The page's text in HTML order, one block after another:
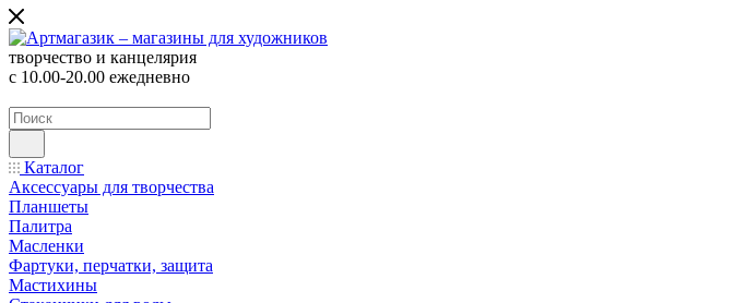
творчество и канцелярия
с 10.00-20.00 ежедневно
Каталог
Аксессуары для творчества
Планшеты
Палитра
Масленки
Фартуки, перчатки, защита
Мастихины